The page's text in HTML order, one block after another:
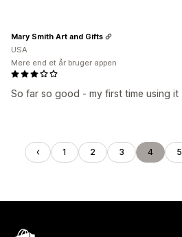
So far so good - my first time using it
Mary Smith Art and Gifts
USA
Mere end et år bruger appen
1 2 3 4 5